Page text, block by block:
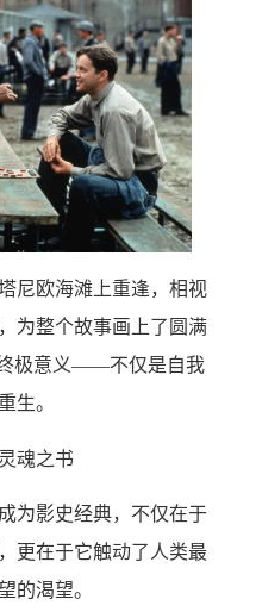
尼欧海滩上重逢，相视
为整个故事画上了圆满
极意义——不仅是自我
生。
魂之书
为影史经典，不仅在于
更在于它触动了人类最
的渴望。